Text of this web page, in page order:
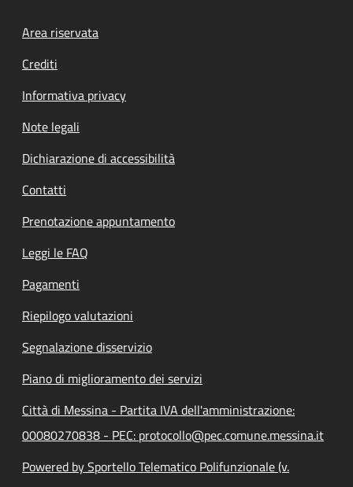
Footer menu
Area riservata
Crediti
Informativa privacy
Note legali
Dichiarazione di accessibilità
Contatti
Prenotazione appuntamento
Leggi le FAQ
Pagamenti
Riepilogo valutazioni
Segnalazione disservizio
Piano di miglioramento dei servizi
Città di Messina - Partita IVA dell'amministrazione:
00080270838 - PEC: protocollo@pec.comune.messina.it
Powered by Sportello Telematico Polifunzionale (v.